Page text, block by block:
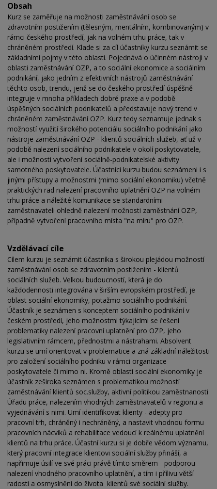
Obsah
Kurz se zaměřuje na možnosti zaměstnávání osob se
zdravotním postižením (tělesným, mentálním, kombinovaným) v
rámci českého prostředí, jak na volném trhu práce, tak v
chráněném prostředí. Klade si za cíl účastníky kurzu seznámit se
základními pojmy v této oblasti. Pojednává o účinném nástroji v
oblasti zaměstnávání OZP, a to sociální ekonomice a sociálním
podnikání, jako jedním z efektivních nástrojů zaměstnávání
těchto osob, trendu, jenž se do českého prostředí úspěšně
integruje v mnoha příkladech dobré praxe a v podobě
úspěšných sociálních podnikatelů a představuje nový trend v
chráněném zaměstnávání OZP. Kurz tedy seznamuje jednak s
možností využití širokého potenciálu sociálního podnikání jako
nástroje zaměstnávání OZP - klientů sociálních služeb, ať už v
podobě nalezení sociálního podnikatele v okolí poskytovatele,
ale i možnosti vytvoření sociálně-podnikatelské aktivity
samotného poskytovatele. Účastníci kurzu budou seznámeni i s
jinými přístupy a možnostmi (mimo sociální ekonomiku) včetně
praktických rad nalezení pracovního uplatnění OZP na volném
trhu práce a náležité komunikace se standardními
zaměstnavateli ohledně nalezení možnosti zaměstnání OZP,
případně vytvoření pracovního místa "na míru" pro OZP.
Vzdělávací cíle
Cílem kurzu je seznámit účastníka s širokou plejádou možností
zaměstnávání osob se zdravotním postižením - klientů
sociálních služeb. Velkou budoucností, která je do
každodennosti integrována v širším evropském prostředí, je
oblast sociální ekonomiky, potažmo sociálního podnikání.
Účastník je seznámen s konceptem sociálního podnikání v
českém prostředí, jeho možnostmi týkajícími se řešení
problematiky nalezení pracovní uplatnění pro OZP, jeho
legislativním rámcem, přednostmi a nástrahami. Absolvent
kurzu se umí orientovat v problematice a zná základní náležitosti
pro založení sociálního podniku v rámci organizace
poskytovatele či mimo ni. Kromě oblasti sociální ekonomiky je
účastník zeširoka seznámen s problematikou možností
zaměstnávání klientů soc.služby, aktivní politikou zaměstnanosti
Úřadu práce, nalezením vhodných zaměstnavatelů v regionu a
vyjednávání s nimi. Umí identifikovat klienty - adepty pro
pracovní trh, chráněný i nechráněný, a nastavit vhodnou formu
pracovních nácviků a rehabilitace vedoucí k reálnému uplatnění
klientů na trhu práce. Účastní kurzu si je dobře vědom významu,
který pracovní integrace klientovi sociální služby přináší, a
napřimuje úsilí ve své práci právě tímto směrem - podporou
nalezení vhodného pracovního uplatnění, a tím i přílivu větší
radosti a osmyslnění do života klientů své sociální služby.